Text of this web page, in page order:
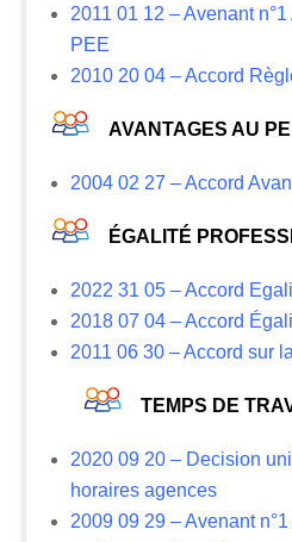
2011 01 12 – Avenant
PEE
2010 20 04 – Accord
AVANTAGES AU
2004 02 27 – Accord
ÉGALITÉ
2022 31 05 – Accord
2018 07 04 – Accord
2011 06 30 – Accord sur
TEMPS DE
2020 09 20 – Decision
horaires agences
2009 09 29 – Avenant